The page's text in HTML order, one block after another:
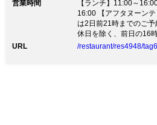
営業時間
【ランチ】11:00～
16:00 【アフタヌーン
は2日前21時までのご
休日を除く、前日の16
17:30～22:00 (21:00)
URL /restaurant/res4948/